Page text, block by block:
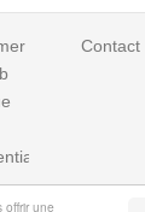
offrir une
Contact